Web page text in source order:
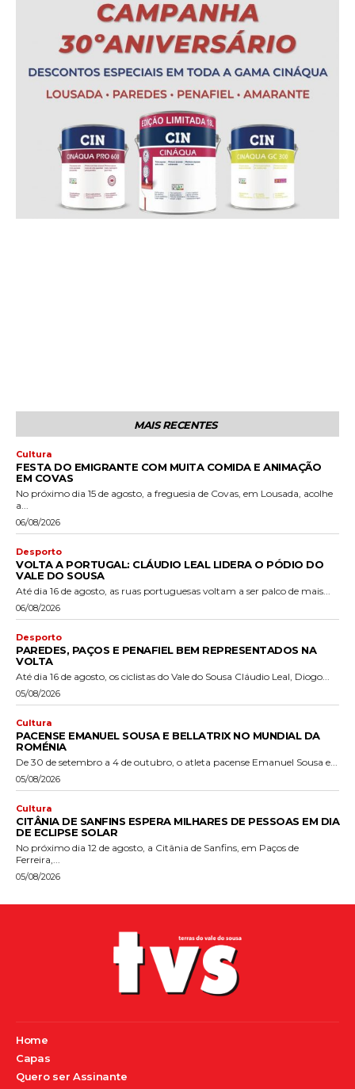
MAIS RECENTES
Cultura
FESTA DO EMIGRANTE COM MUITA COMIDA E ANIMAÇÃO
EM COVAS
No próximo dia 15 de agosto, a freguesia de Covas, em Lousada, acolhe
a...
06/08/2026
Desporto
VOLTA A PORTUGAL: CLÁUDIO LEAL LIDERA O PÓDIO DO
VALE DO SOUSA
Até dia 16 de agosto, as ruas portuguesas voltam a ser palco de mais...
06/08/2026
Desporto
PAREDES, PAÇOS E PENAFIEL BEM REPRESENTADOS NA
VOLTA
Até dia 16 de agosto, os ciclistas do Vale do Sousa Cláudio Leal, Diogo...
05/08/2026
Cultura
PACENSE EMANUEL SOUSA E BELLATRIX NO MUNDIAL DA
ROMÉNIA
De 30 de setembro a 4 de outubro, o atleta pacense Emanuel Sousa e...
05/08/2026
Cultura
CITÂNIA DE SANFINS ESPERA MILHARES DE PESSOAS EM DIA
DE ECLIPSE SOLAR
No próximo dia 12 de agosto, a Citânia de Sanfins, em Paços de
Ferreira,...
05/08/2026
Home
Capas
Quero ser Assinante